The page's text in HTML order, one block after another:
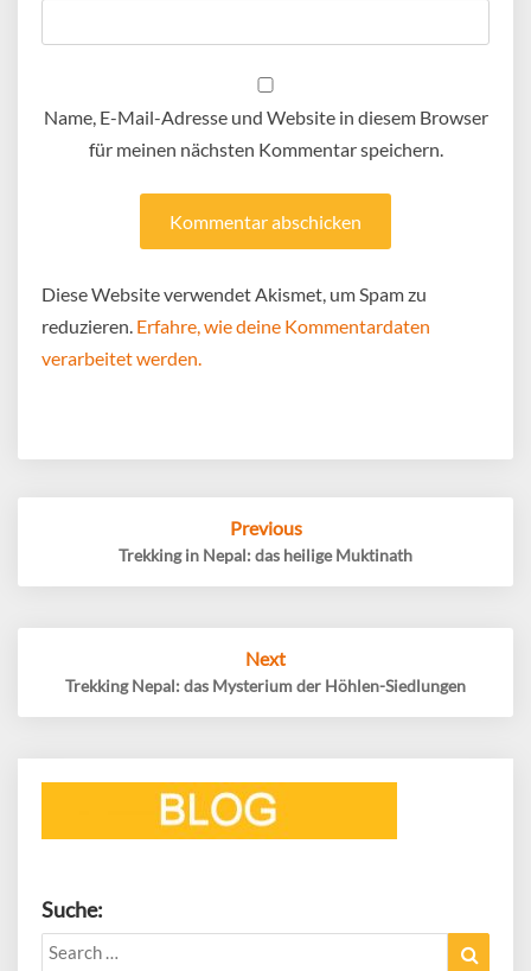
Name, E-Mail-Adresse und Website in diesem Browser
für meinen nächsten Kommentar speichern.
Diese Website verwendet Akismet, um Spam zu
reduzieren. Erfahre, wie deine Kommentardaten
verarbeitet werden.
Previous
Trekking in Nepal: das heilige Muktinath
Next
Trekking Nepal: das Mysterium der Höhlen-Siedlungen
Suche:
Search